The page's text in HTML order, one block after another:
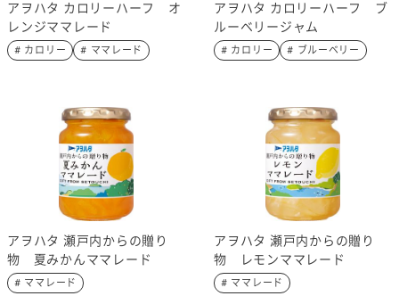
アヲハタ カロリーハーフ オ
レンジママレード
# カロリー # ママレード
アヲハタ カロリーハーフ ブ
ルーベリージャム
# カロリー # ブルーベリー
アヲハタ 瀬戸内からの贈り
物 夏みかんママレード
# ママレード
アヲハタ 瀬戸内からの贈り
物 レモンママレード
# ママレード